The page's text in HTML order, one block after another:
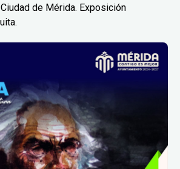
de Mérida. Exposición